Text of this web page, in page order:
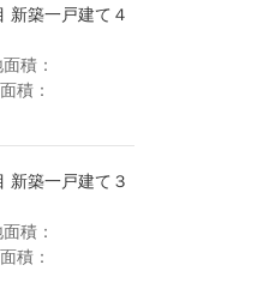
新築一戸建て４
積：
積：
新築一戸建て３
積：
積：